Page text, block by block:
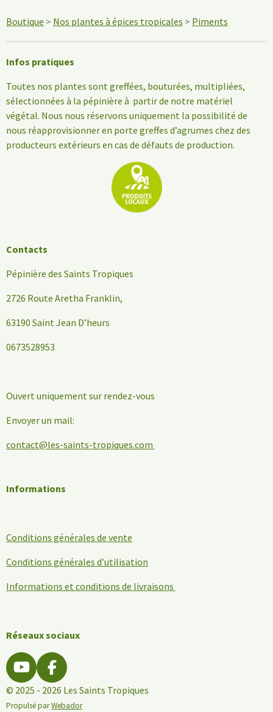
Boutique > Nos plantes à épices tropicales > Piments
Infos pratiques
Toutes nos plantes sont greffées, bouturées, multipliées,
sélectionnées à la pépinière à partir de notre matériel
végétal. Nous nous réservons uniquement la possibilité de
nous réapprovisionner en porte greffes d’agrumes chez des
producteurs extérieurs en cas de défauts de production.
Contacts
Pépinière des Saints Tropiques
2726 Route Aretha Franklin,
63190 Saint Jean D’heurs
0673528953
Ouvert uniquement sur rendez-vous
Envoyer un mail:
contact@les-saints-tropiques.com
Informations
Conditions générales de vente
Conditions générales d’utilisation
Informations et conditions de livraisons
Réseaux sociaux
Y
o
u
F
a
c
© 2025 - 2026 Les Saints Tropiques
Propulsé parWebador